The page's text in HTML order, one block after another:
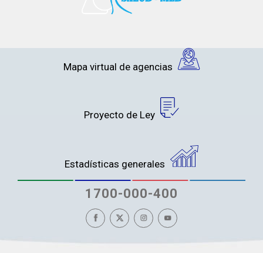
Mapa virtual de agencias
Proyecto de Ley
Estadísticas generales
1700-000-400